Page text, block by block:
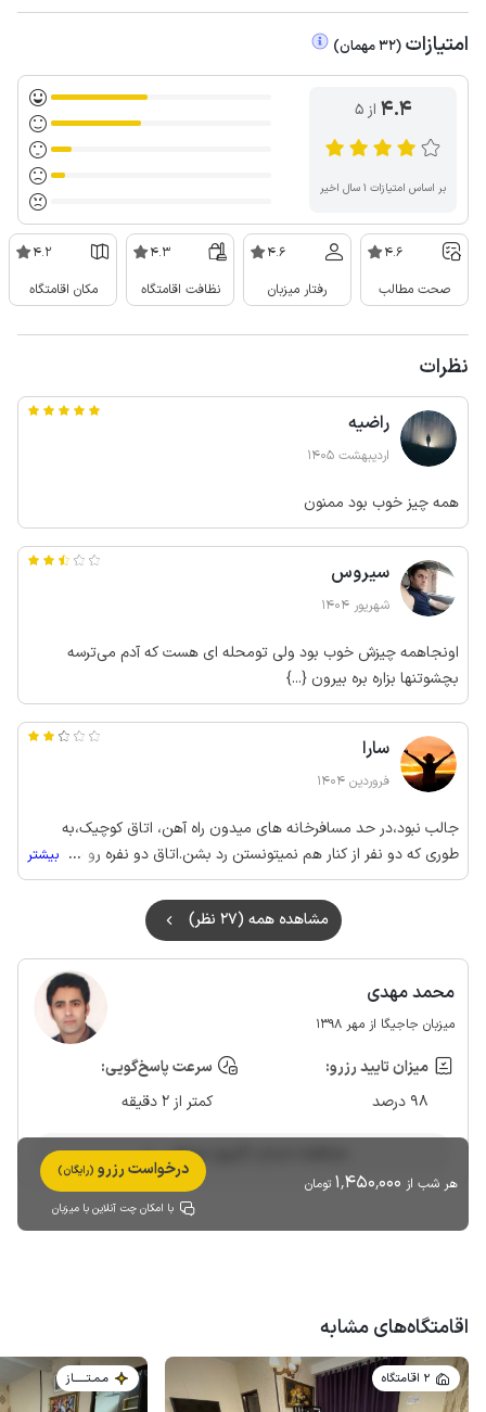
امتیازات (
32مهمان)
4.4 از ۵
بر اساس امتیازات ۱ سال اخیر
4.6
صحت مطالب
4.6
رفتار میزبان
4.3
نظافت اقامتگاه
4.2
مکان اقامتگاه
نظرات
راضیه
اردیبهشت 1405
همه چیز خوب بود ممنون
سیروس
شهریور 1404
اونجاهمه چیزش خوب بود ولی تومحله ای هست که آدم می‌ترسه
بچشوتنها بزاره بره بیرون {...}
سارا
فروردین 1404
جالب نبود،در حد مسافرخانه های میدون راه آهن، اتاق کوچیک،به
طوری که دو نفر از کنار هم نمیتونستن رد بشن.اتاق دو نفره رو چهار تا
تخت گذاشته بودن😐سه تا پنجره آفتابگیر،که وقتی وارد شدیم احساس
خفگی کردیم،کولر هم راه اندازی نشده بود.ما هم فقط ناهارمون رو
خوردیم و {...} .قابل سکونت نبود.جای پارک ماشین هم دور میدون🤯..
پول سه شب رو داده بودیم.کنسل هم نکردن.... نمی ارزید
... بیشتر
مشاهده همه (27 نظر)
محمد مهدی
میزبان جاجیگا از مهر 1398
میزان تایید رزرو:
98 درصد
سرعت پاسخ‌گویی:
کمتر از 2 دقیقه
مشاهده حساب کاربری میزبان
هر شب از 1٬450٬000 تومان
درخواست رزرو (رایگان)
با امکان چت آنلاین با میزبان
اقامتگاه‌های مشابه
2 اقامتگاه مـمـتــــــاز